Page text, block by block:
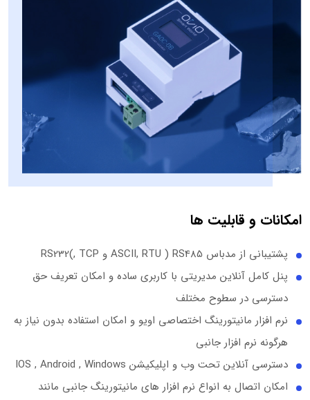
امکانات و قابلیت ها
پشتیبانی از مدباس ASCII, RTU ) RS485 و RS232(, TCP
پنل کامل آنلاین مدیریتی با کاربری ساده و امکان تعریف حق
دسترسی در سطوح مختلف
نرم افزار مانیتورینگ اختصاصی اویو و امکان استفاده بدون نیاز به
هرگونه نرم افزار جانبی
دسترسی آنلاین تحت وب و اپلیکیشن IOS , Android , Windows
امکان اتصال به انواع نرم افزار های مانیتورینگ جانبی مانند